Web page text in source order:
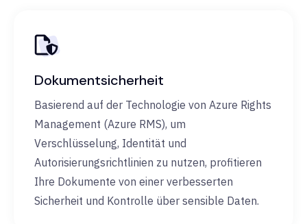
Dokumentsicherheit
Basierend auf der Technologie von Azure Rights
Management (Azure RMS), um
Verschlüsselung, Identität und
Autorisierungsrichtlinien zu nutzen, profitieren
Ihre Dokumente von einer verbesserten
Sicherheit und Kontrolle über sensible Daten.